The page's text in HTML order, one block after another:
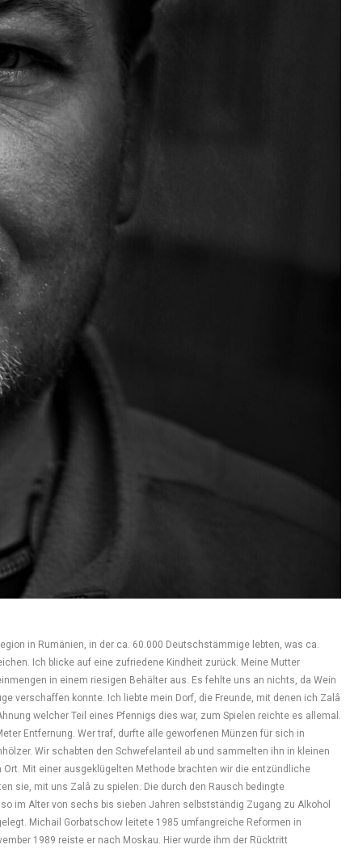
er Gras rauchte, hat er keine Spasmen mehr. Wenn ich dies tat, entkrampfte sich in ähnlicher Weise mein Verstand. Ich spürte zum ersten Mal in der neuen Heimat, dass sich jemand auf mich freut und der Zusammenhang zwischen Leistung und Wertschätzung schimmerte erstmals, wenn auch nicht nachhaltig durch. Unsere Beziehung hätte die Blaupause von „Ziemlich beste Freunde“ sein können. Leider habe ich heute keinen Kontakt mehr zu ihm. Meine Berufe und Standorte wechselte ich nun auch häufiger. Besonders hart empfand ich die Tätigkeit in einem Zerlegebetrieb. Es handelt sich um eine knallharte Branche ohne sozialromantisches Umfeld. Angenehmer empfand ich die Arbeit bei Audi in der Qualitätskontrolle und später bei einem Zulieferer. Mittlerweile habe ich eine junge Frau aus Tschechien geheiratet. Wir verstanden uns gut, solange sich alles auf Basis von Drogen und Sex abspielte. Ich heiratete sie, weil sie dadurch Zugang zum deutschen Arbeitsmarkt erhielt. Meinen Tiefpunkt erlebte ich, als ich wegen des Verdachts auf Drogenhandel polizeilich festgenommen wurde. Da alle Zellen voll belegt waren, wurde ich in einer alten Kellerzelle verbracht. Es war dunkel und kalt. Genauso wie mein ganzes Leben, wenn ich nicht gerade stoned war. Ein pfiffiger Anwalt holte mich nach einigen Monaten raus und ich stand in Jogginghose auf der Hauptstraße vor der Vollzugsbehörde. Sechs Jahre Haft gingen an mir vorbei und erneut musste ich Anlauf nehmen. Dieses Mal als Koch. Die Ausbildung zum Metzger, meine Erfahrung und auch ein wenig Talent waren die Grundlagen für diese Entscheidung. Mittlerweile geschieden, galt ich in der Drogenszene als Verräter und ich war aus deren Dunstkreis ausgestoßen. In den nächsten Jahren habe ich immer wieder Anlauf nehmen müssen. Meine Startvorstellungen waren immer beeindruckend, jedoch fällt mir im Nachhinein auf, dass ich mich nach erster Euphorie immer gemobbt und nicht akzeptiert fühlte. Dieses Muster muss ich mir heute selbst zuschreiben. Ich verdiente mein Geld also während der dunklen Tageszeit. Überhaupt war ich in der Dunkelheit angekommen. Der Drogenkonsum war irgendwann als Arbeitsloser nicht mehr zu finanzieren und ich zog zu meinen Eltern nach Böckingen zurück. Durch einen Kontakt meines Vaters kam ich an einen Job als Hausmeister in der Gerberstrasse Heilbronn. Gegenüber befand sich eine nette Flammeri. Der charismatische Besitzer mit dem Namen Simon war mir aus Schulzeiten bekannt und irgendwann lud er mich ein, zum Frühstück ins „Pier 58“ zu kommen. Wir unterhielten uns und mir schien, dass er zu den weinigen Menschen gehört, die mich so nahmen wie ich bin, mir zuhörte. Da er an den Wochenenden Unterstützung für die Küche suchte, bot er mir einen Nebenjob an. Der Kontakt vertiefte sich. Ich glaube, er kann mich bis zum heutigen Tag lesen. Das gute daran ist, es macht mir nichts aus. Eines Tages befand ich mich im Auto und in einer depressiven Phase. Es ging mir nicht gut. Es war dunkel und kalt. Kein Licht, keine Perspektive in Sicht. Ohne zu wissen warum, rief ich Simon an. Ich erzählte ihm von meinem aktuellen Zustand. Während ich es einfach raus ließ konnte ich mir die Antwort dafür geben, weshalb an meiner Zellentür im Knast ein roter Punkt klebte. Es steht für Selbstmordgefährdung. Wir trafen uns wenig später zu Beginn der Coronapandemie im März 2020 in seinem Garten und unterhielten uns. Sein Befund wurde klar formuliert und war absolut richtig. Er sagte mir, ich sei voller Sünde und lebe in der Finsternis. Eigentlich bleibe mir nur noch ein Ausweg, mir selbst ein Ende zu setzen. Er schlug mir vor, die Sünden einfach abzugeben, sie einfach in einen kleinen Koffer zu packen, wie ich ihn bei der Übersiedlung nach Deutschland besaß, und ihn irgendwo abzugeben. Dieser Vorschlag und der für mich vollkommen neue Idee der Vergebung, erhellten mich sofort. Ich war sogar bereit für ein gemeinsames Gebet. Kein Gebet, wie ich es immer in Kirchen gehört habe. Es war ein einfacher Dialog mit Gott. Simon legte seine Hand auf meine Schulter und begann zu sprechen. Mit absoluter Überzeugung wollte ich tatsächlich meine Sünden abgeben. Direkt im Anschluss, als Simon seine Hand von mir nahm, merkte ich in mir ein vollkommen neues Gefühl der Erleichterung. Ich sah bunte Farben, schöner noch als bei dem schönsten Rausch. Meine Halsschlagader pulsierte und ich war wahnsinnig erschöpft. Drei Tag später rief ich Simon an und berichtete ihm, dass ich seit dem Ereignis keine Drogen mehr zu mir genommen habe und ich mich richtig „clean“ fühle. Ich hatte auch das Gefühl, nie wieder so etwas zu mir nehmen zu wollen. Ich war bereit für den nächsten Schritt und verabredete mich zu einem Termin am Breitenauer See. Es war der Tag meiner Taufe. Wir gingen ins Wasser. Es stand bis zu meinen Hüften und trotz anfänglicher Kälte spürte ich kurze Zeit später ein angenehmes Gefühl. An meine